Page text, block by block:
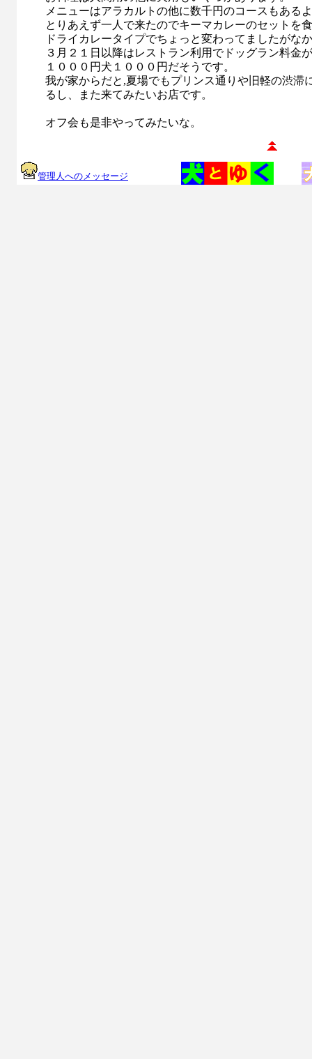
メニューはアラカルトの他に数千円のコースもある
とりあえず一人で来たのでキーマカレーのセットを
ドライカレータイプでちょっと変わってましたがな
３月２１日以降はレストラン利用でドッグラン料金
１０００円犬１０００円だそうです。
我が家からだと,夏場でもプリンス通りや旧軽の渋滞
るし、また来てみたいお店です。
オフ会も是非やってみたいな。
管理人へのメッセージ